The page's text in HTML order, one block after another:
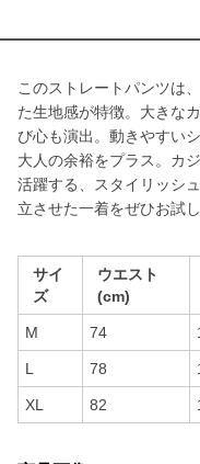
このストレートパンツは
た生地感が特徴。大きな
び心も演出。動きやすい
大人の余裕をプラス。カ
活躍する、スタイリッシ
立させた一着をぜひお試し
サイ
ズ
ウエスト
(cm)
M 74
L 78
XL 82